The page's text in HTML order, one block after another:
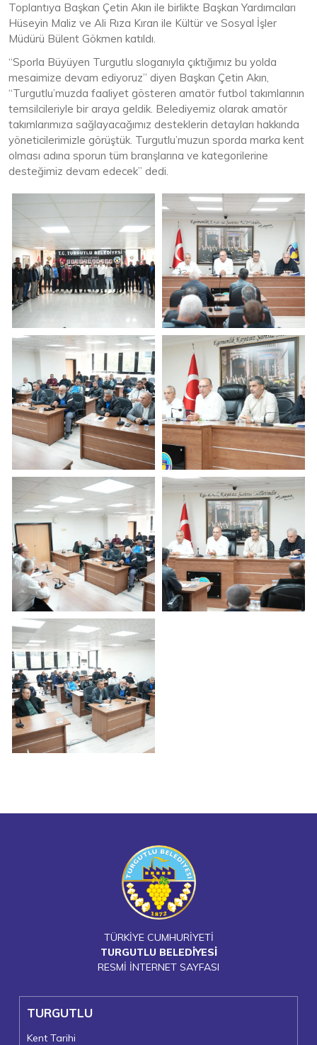
Toplantıya Başkan Çetin Akın ile birlikte Başkan Yardımcıları
Hüseyin Maliz ve Ali Rıza Kıran ile Kültür ve Sosyal İşler
Müdürü Bülent Gökmen katıldı.
“Sporla Büyüyen Turgutlu sloganıyla çıktığımız bu yolda
mesaimize devam ediyoruz” diyen Başkan Çetin Akın,
“Turgutlu’muzda faaliyet gösteren amatör futbol takımlarının
temsilcileriyle bir araya geldik. Belediyemiz olarak amatör
takımlarımıza sağlayacağımız desteklerin detayları hakkında
yöneticilerimizle görüştük. Turgutlu’muzun sporda marka kent
olması adına sporun tüm branşlarına ve kategorilerine
desteğimiz devam edecek” dedi.
TÜRKİYE CUMHURİYETİ
TURGUTLU BELEDİYESİ
RESMİ İNTERNET SAYFASI
TURGUTLU
Kent Tarihi